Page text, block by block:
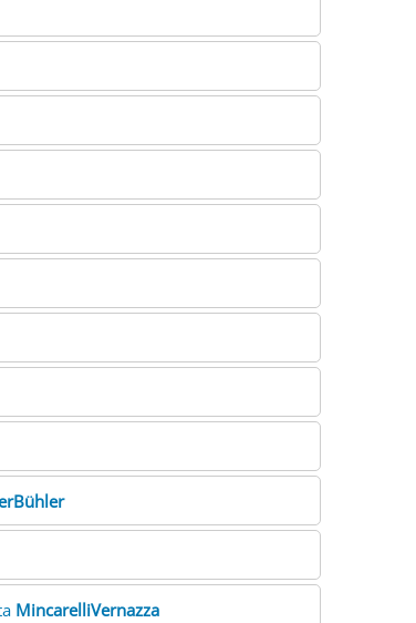
MincarelliVernazza